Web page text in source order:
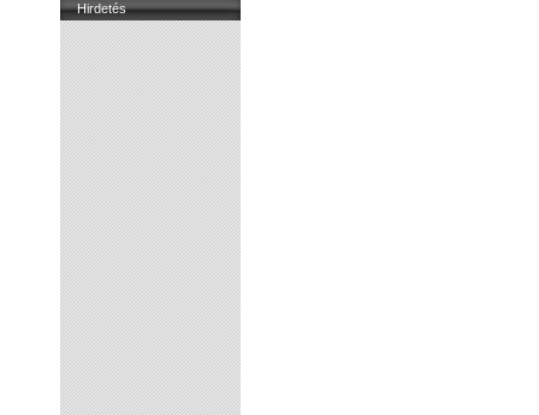
Hirdetés